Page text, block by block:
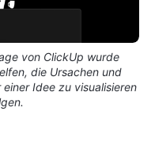
von ClickUp wurde
die Ursachen und
Idee zu visualisieren